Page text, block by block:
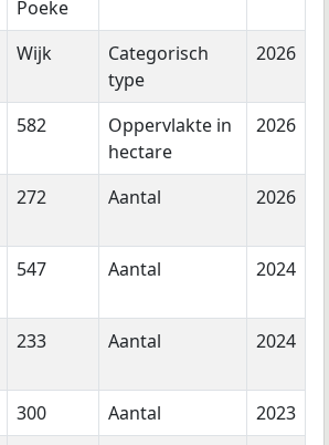
Poeke
Wijk
Categorisch
type
2026
582
Oppervlakte in
hectare
2026
272 Aantal 2026
547 Aantal 2024
233 Aantal 2024
300 Aantal
2023